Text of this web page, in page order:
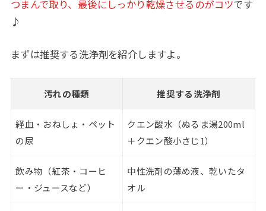
つまんで取り、最後にしっかり乾燥させるのがコツです
♪
まずは推奨する洗浄剤を紹介しますよ。
汚れの種類 推奨する洗浄剤
経血・おねしょ・ペット
の尿
クエン酸水（ぬるま湯200ml
＋クエン酸小さじ1）
飲み物（紅茶・コーヒ
ー・ジュースなど）
中性洗剤の薄め液、乾いたタ
オル